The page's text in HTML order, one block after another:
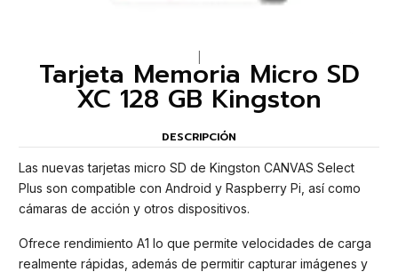
Tarjeta Memoria Micro SD
XC 128 GB Kingston
DESCRIPCIÓN
Las nuevas tarjetas micro SD de Kingston CANVAS Select
Plus son compatible con Android y Raspberry Pi, así como
cámaras de acción y otros dispositivos.
Ofrece rendimiento A1 lo que permite velocidades de carga
realmente rápidas, además de permitir capturar imágenes y